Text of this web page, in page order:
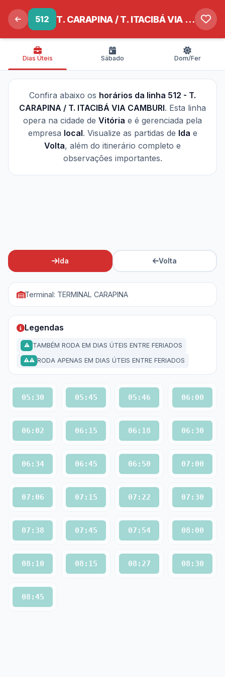
512 T. CARAPINA / T. ITACIBÁ VIA CAMBURI
Dias Úteis Sábado Dom/Fer
Confira abaixo os horários da linha 512 - T.
CARAPINA / T. ITACIBÁ VIA CAMBURI. Esta linha
opera na cidade de Vitória e é gerenciada pela
empresa local. Visualize as partidas de Ida e
Volta, além do itinerário completo e
observações importantes.
Ida Volta
Terminal: TERMINAL CARAPINA
Legendas
⚠ TAMBÉM RODA EM DIAS ÚTEIS ENTRE FERIADOS
⚠⚠ RODA APENAS EM DIAS ÚTEIS ENTRE FERIADOS
05:30 05:45 05:46 06:00
06:02 06:15 06:18 06:30
06:34 06:45 06:50 07:00
07:06 07:15 07:22 07:30
07:38 07:45 07:54 08:00
08:10 08:15 08:27 08:30
08:45